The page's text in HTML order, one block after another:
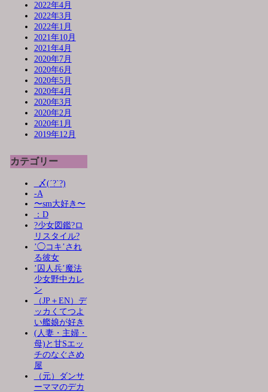
2022年4月
2022年3月
2022年1月
2021年10月
2021年4月
2020年7月
2020年6月
2020年5月
2020年4月
2020年3月
2020年2月
2020年1月
2019年12月
カテゴリー
_〆(´?`?)
-A
〜sm大好き〜
：D
?少女図鑑?ロ
リスタイル?
’◯コキ’され
る彼女
’囚人兵’魔法
少女野中カレ
ン
（JP＋EN）デ
ッカくてつよ
い艦娘が好き
(人妻・主婦・
母)と甘Sエッ
チのなぐさめ
屋
（元）ダンサ
ーママのデカ